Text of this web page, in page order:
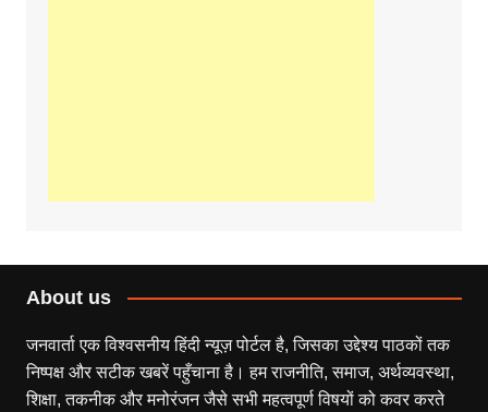
About us
जनवार्ता एक विश्वसनीय हिंदी न्यूज़ पोर्टल है, जिसका उद्देश्य पाठकों तक
निष्पक्ष और सटीक खबरें पहुँचाना है। हम राजनीति, समाज, अर्थव्यवस्था,
शिक्षा, तकनीक और मनोरंजन जैसे सभी महत्वपूर्ण विषयों को कवर करते